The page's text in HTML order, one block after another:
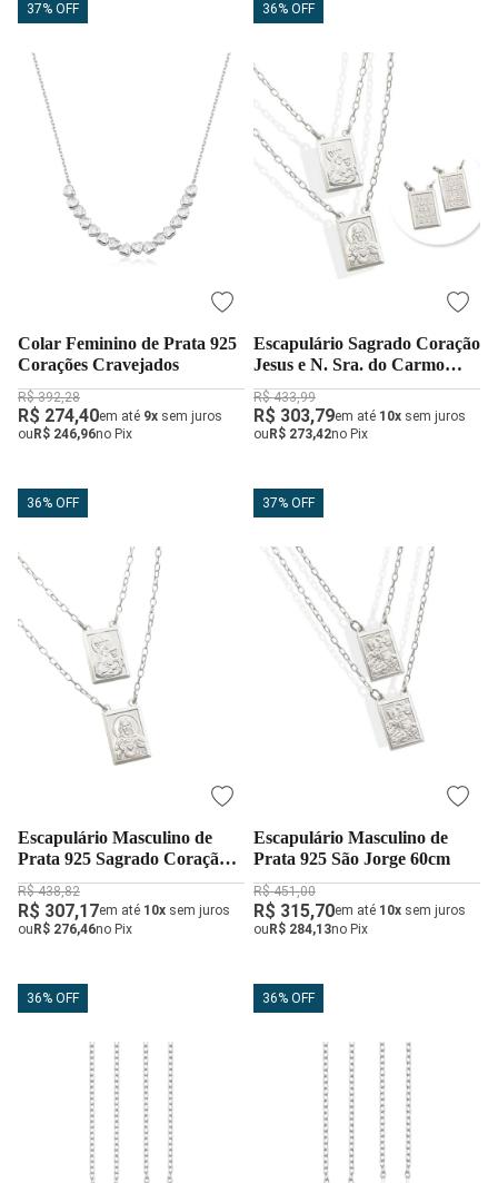
37% OFF
Colar Feminino de Prata 925
Corações Cravejados
R$ 392,28
R$ 274,40em até 9x sem juros
ou R$ 246,96no Pix
36% OFF
Escapulário Sagrado Coração
Jesus e N. Sra. do Carmo
Prata 925
R$ 433,99
R$ 303,79em até 10x sem juros
ou R$ 273,42no Pix
36% OFF
Escapulário Masculino de
Prata 925 Sagrado Coração
Jesus e Nossa Senhora do
Carmo
R$ 438,82
R$ 307,17em até 10x sem juros
ouR$ 276,46no Pix
37% OFF
Escapulário Masculino de
Prata 925 São Jorge 60cm
R$ 451,00
R$ 315,70em até 10x sem juros
ouR$ 284,13no Pix
36% OFF 36% OFF